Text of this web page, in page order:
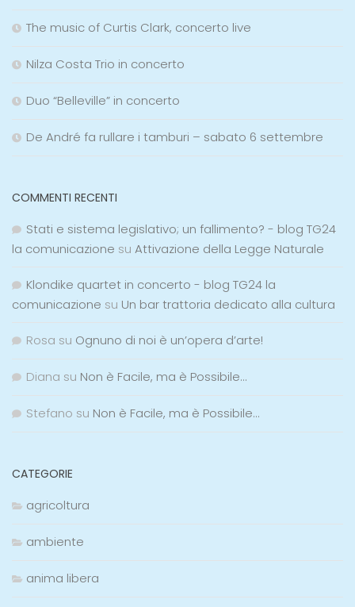
The music of Curtis Clark, concerto live
Nilza Costa Trio in concerto
Duo “Belleville” in concerto
De André fa rullare i tamburi – sabato 6 settembre
COMMENTI RECENTI
Stati e sistema legislativo; un fallimento? - blog TG24
la comunicazione su Attivazione della Legge Naturale
Klondike quartet in concerto - blog TG24 la
comunicazione su Un bar trattoria dedicato alla cultura
Rosa su Ognuno di noi è un’opera d’arte!
Diana su Non è Facile, ma è Possibile…
Stefano su Non è Facile, ma è Possibile…
CATEGORIE
agricoltura
ambiente
anima libera